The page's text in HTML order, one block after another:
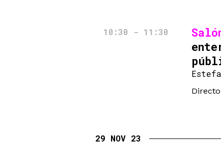
10:30 - 11:30
29 NOV 23